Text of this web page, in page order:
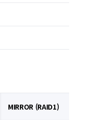
MIRROR (RAID1)